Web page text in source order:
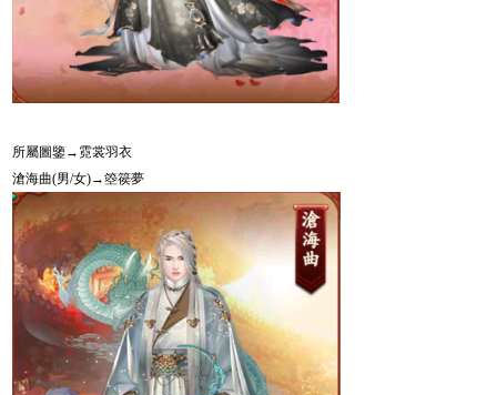
所屬圖鑒→霓裳羽衣
滄海曲(男/女)→箜篌夢